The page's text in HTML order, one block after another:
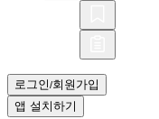
로그인/회원가입
앱 설치하기